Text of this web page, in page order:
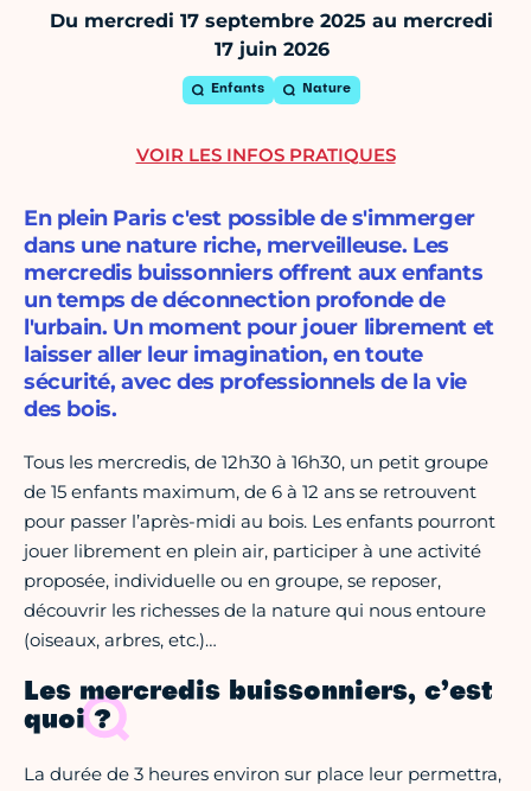
Du mercredi 17 septembre 2025 au mercredi
17 juin 2026
Enfants Nature
En plein Paris c'est possible de s'immerger
dans une nature riche, merveilleuse. Les
mercredis buissonniers offrent aux enfants
un temps de déconnection profonde de
l'urbain. Un moment pour jouer librement et
laisser aller leur imagination, en toute
sécurité, avec des professionnels de la vie
des bois.
Tous les mercredis, de 12h30 à 16h30, un petit groupe
de 15 enfants maximum, de 6 à 12 ans se retrouvent
pour passer l’après-midi au bois. Les enfants pourront
jouer librement en plein air, participer à une activité
proposée, individuelle ou en groupe, se reposer,
découvrir les richesses de la nature qui nous entoure
(oiseaux, arbres, etc.)…
Les mercredis buissonniers, c’est
quoi ?
La durée de 3 heures environ sur place leur permettra,
VOIR LES INFOS PRATIQUES